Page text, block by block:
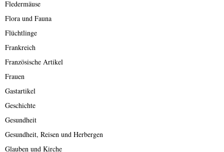
Fledermäuse
Flora und Fauna
Flüchtlinge
Frankreich
Französische Artikel
Frauen
Gastartikel
Geschichte
Gesundheit
Gesundheit, Reisen und Herbergen
Glauben und Kirche